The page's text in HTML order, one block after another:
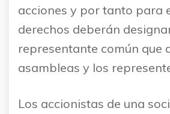
acciones y por tanto para
derechos deberán
representante común que
asambleas y los
Los accionistas de una